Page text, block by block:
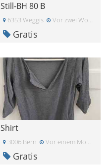
Still-BH 80 B
6353 Weggis Vor zwei Wochen
Gratis
Shirt
3006 Bern Vor einem Monat
Gratis